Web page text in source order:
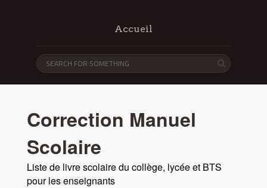
Accueil
Correction Manuel
Scolaire
Liste de livre scolaire du collège, lycée et BTS
pour les enseignants